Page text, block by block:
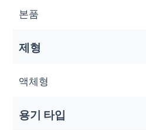
본품
제형
액체형
용기 타입